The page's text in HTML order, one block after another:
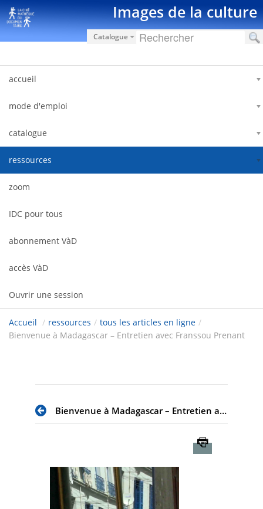
Saut au contenu Images de la culture
Catalogue
accueil
mode d'emploi
catalogue
ressources
zoom
IDC pour tous
abonnement VàD
accès VàD
Ouvrir une session
Accueil / ressources / tous les articles en ligne /
Bienvenue à Madagascar – Entretien avec Franssou Prenant
Bienvenue à Madagascar – Entretien avec Franssou Prenant